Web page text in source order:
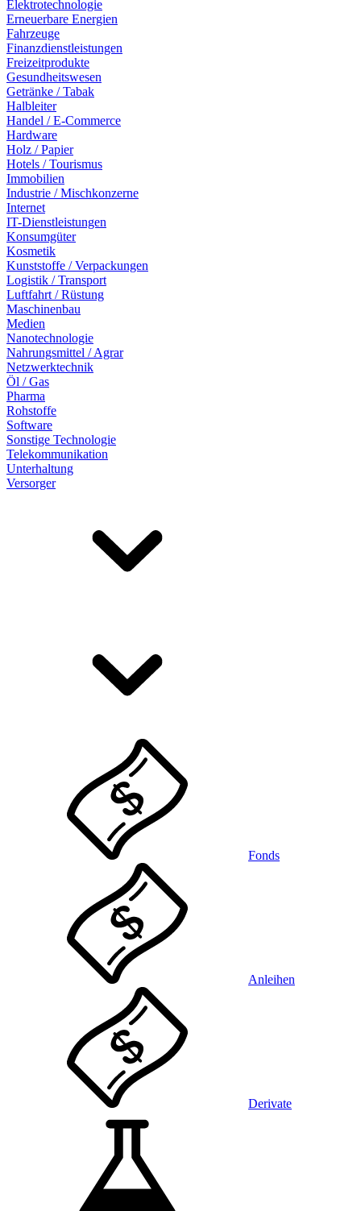
Elektrotechnologie
Erneuerbare Energien
Fahrzeuge
Finanzdienstleistungen
Freizeitprodukte
Gesundheitswesen
Getränke / Tabak
Halbleiter
Handel / E-Commerce
Hardware
Holz / Papier
Hotels / Tourismus
Immobilien
Industrie / Mischkonzerne
Internet
IT-Dienstleistungen
Konsumgüter
Kosmetik
Kunststoffe / Verpackungen
Logistik / Transport
Luftfahrt / Rüstung
Maschinenbau
Medien
Nanotechnologie
Nahrungsmittel / Agrar
Netzwerktechnik
Öl / Gas
Pharma
Rohstoffe
Software
Sonstige Technologie
Telekommunikation
Unterhaltung
Versorger
Fonds
Anleihen
Derivate